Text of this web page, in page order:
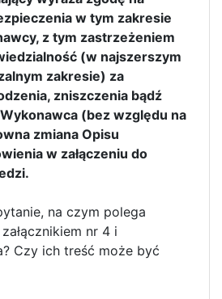
w tym zakresie
z tym zastrzeżeniem
(w najszerszym
zakresie) za
zniszczenia bądź
(bez względu na
zmiana Opisu
w załączeniu do
na czym polega
nr 4 i
Czy ich treść może być